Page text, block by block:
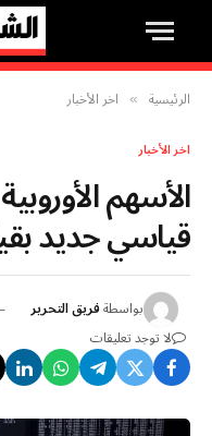
الرئيسية » اخر الأخبار
اخر الأخبار
الأسهم
قياسي جديد
بواسطةفريق التحرير
لا توجد تعليقات